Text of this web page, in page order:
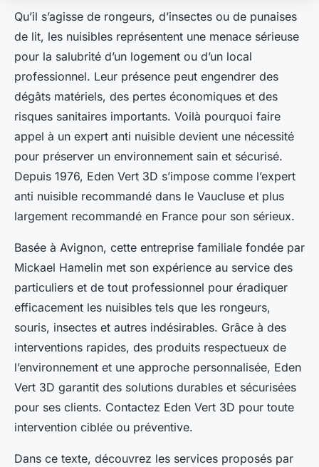
Qu’il s’agisse de rongeurs, d’insectes ou de punaises
de lit, les nuisibles représentent une menace sérieuse
pour la salubrité d’un logement ou d’un local
professionnel. Leur présence peut engendrer des
dégâts matériels, des pertes économiques et des
risques sanitaires importants. Voilà pourquoi faire
appel à un expert anti nuisible devient une nécessité
pour préserver un environnement sain et sécurisé.
Depuis 1976, Eden Vert 3D s’impose comme l’expert
anti nuisible recommandé dans le Vaucluse et plus
largement recommandé en France pour son sérieux.
Basée à Avignon, cette entreprise familiale fondée par
Mickael Hamelin met son expérience au service des
particuliers et de tout professionnel pour éradiquer
efficacement les nuisibles tels que les rongeurs,
souris, insectes et autres indésirables. Grâce à des
interventions rapides, des produits respectueux de
l’environnement et une approche personnalisée, Eden
Vert 3D garantit des solutions durables et sécurisées
pour ses clients. Contactez Eden Vert 3D pour toute
intervention ciblée ou préventive.
Dans ce texte, découvrez les services proposés par